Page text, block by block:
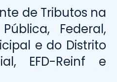
de Tributos na
Federal,
e do Distrito
EFD-Reinf e